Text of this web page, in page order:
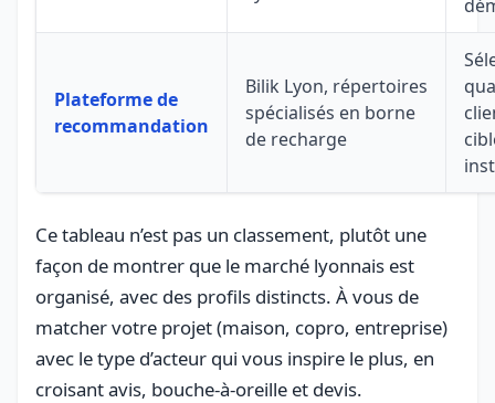
Plateforme de
recommandation
Bilik Lyon, répertoires
spécialisés en borne
de recharge
Ce tableau n’est pas un classement, plutôt une
façon de montrer que le marché lyonnais est
organisé, avec des profils distincts. À vous de
matcher votre projet (maison, copro, entreprise)
avec le type d’acteur qui vous inspire le plus, en
croisant avis, bouche-à-oreille et devis.